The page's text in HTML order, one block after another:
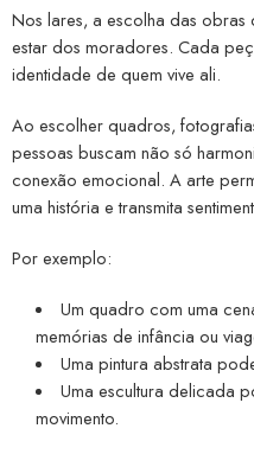
Nos lares, a escolha das
estar dos moradores. Cada
identidade de quem vive ali.
Ao escolher quadros,
pessoas buscam não só
conexão emocional. A arte
uma história e transmita
Por exemplo:
Um quadro com uma
memórias de infância ou
Uma pintura abstrata
Uma escultura delicada
movimento.